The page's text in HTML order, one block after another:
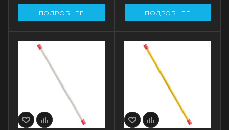
ПОДРОБНЕЕ ПОДРОБНЕЕ